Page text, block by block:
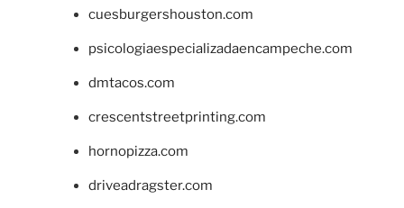
cuesburgershouston.com
psicologiaespecializadaencampeche.com
dmtacos.com
crescentstreetprinting.com
hornopizza.com
driveadragster.com